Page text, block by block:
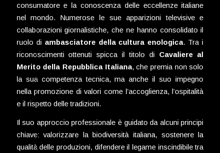
consumatore e la conoscenza delle eccellenze italiane
nel mondo. Numerose le sue apparizioni televisive e
collaborazioni giornalistiche, che ne hanno consolidato il
ruolo di ambasciatore della cultura enologica. Tra i
riconoscimenti ottenuti spicca il titolo di Cavaliere al
Merito della Repubblica Italiana, che premia non solo
la sua competenza tecnica, ma anche il suo impegno
nella promozione di valori come l’accoglienza, l’ospitalità
e il rispetto delle tradizioni.
Il suo approccio professionale è guidato da alcuni principi
chiave: valorizzare la biodiversità italiana, sostenere la
qualità delle produzioni, difendere il legame inscindibile tra